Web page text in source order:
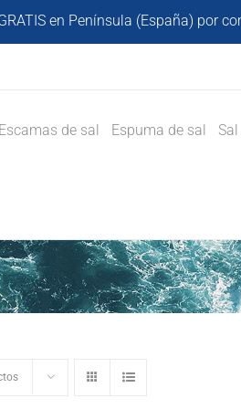
en Península (España) por
Escamas de sal Espuma de sal